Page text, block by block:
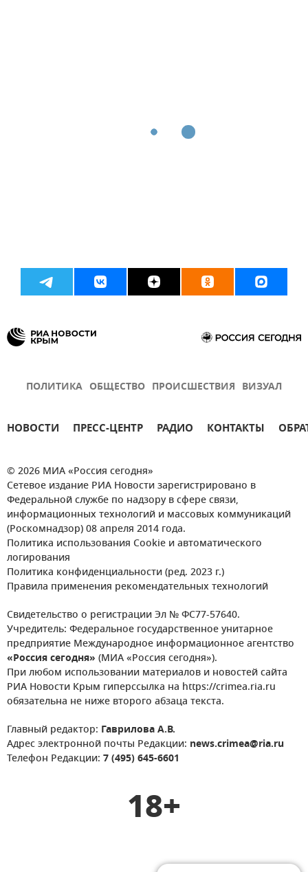
ПОЛИТИКА ОБЩЕСТВО ПРОИСШЕСТВИЯ ВИЗУАЛ
НОВОСТИ ПРЕСС-ЦЕНТР РАДИО КОНТАКТЫ
© 2026 МИА «Россия сегодня»
Сетевое издание РИА Новости зарегистрировано в
Федеральной службе по надзору в сфере связи,
информационных технологий и массовых коммуникаций
(Роскомнадзор) 08 апреля 2014 года.
Политика использования Cookie и автоматического
логирования
Политика конфиденциальности (ред. 2023 г.)
Правила применения рекомендательных технологий
Свидетельство о регистрации Эл № ФС77-57640.
Учредитель: Федеральное государственное унитарное
предприятие Международное информационное агентство
«Россия сегодня» (МИА «Россия сегодня»).
При любом использовании материалов и новостей сайта
РИА Новости Крым гиперссылка на https://crimea.ria.ru
обязательна не ниже второго абзаца текста.
Главный редактор: Гаврилова А.В.
Адрес электронной почты Редакции: news.crimea@ria.ru
Телефон Редакции: 7 (495) 645-6601
18+